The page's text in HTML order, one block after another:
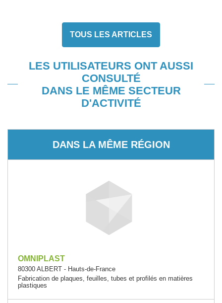
TOUS LES ARTICLES
LES UTILISATEURS ONT AUSSI
CONSULTÉ
DANS LE MÊME SECTEUR
D'ACTIVITÉ
DANS LA MÊME RÉGION
OMNIPLAST
80300 ALBERT - Hauts-de-France
Fabrication de plaques, feuilles, tubes et profilés en matières
plastiques